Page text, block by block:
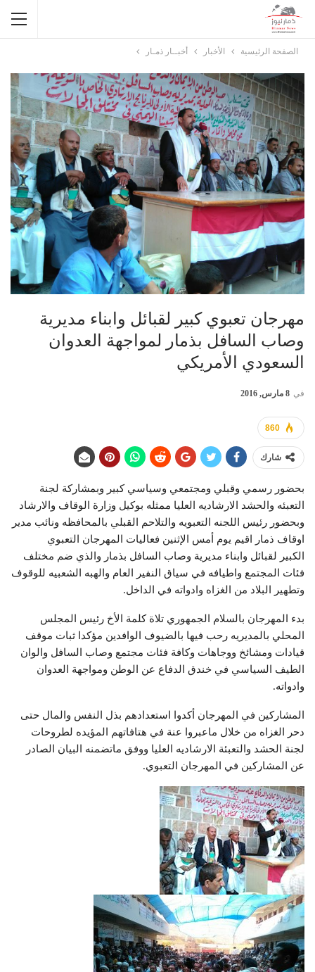
الصفحة الرئيسية الأخبار أخبــار ذمـار
مهرجان تعبوي كبير لقبائل وابناء مديرية
وصاب السافل بذمار لمواجهة العدوان
السعودي الأمريكي
في 8 مارس, 2016
860
شارك
بحضور رسمي وقبلي ومجتمعي وسياسي كبير وبمشاركة لجنة
التعبئه والحشد الارشاديه العليا ممثله بوكيل وزارة الوقاف والارشاد
وبحضور رئيس اللجنه التعبويه والتلاحم القبلي بالمحافظه ونائب مدير
اوقاف ذمار اقيم يوم أمس الإثنين فعاليات المهرجان التعبوي
الكبير لقبائل وابناء مديرية وصاب السافل بذمار والذي ضم مختلف
فئات المجتمع واطيافه في سياق النفير العام والهبه الشعبيه للوقوف
وتطهير البلاد من الغزاه وادواته في الداخل.
بدء المهرجان بالسلام الجمهوري تلاة كلمة الأخ رئيس المجلس
المحلي بالمديريه رحب فيها بالضيوف الوافدين مؤكدا ثبات موقف
قيادات ومشائخ ووجاهات وكافة فئات مجتمع وصاب السافل والوان
الطيف السياسي في خندق الدفاع عن الوطن ومواجهة العدوان
وادواته.
المشاركين في المهرجان أكدوا استعدادهم بذل النفس والمال حتى
دحر الغزاه من خلال ماعبروا عنة في هتافاتهم المؤيده لطروحات
لجنة الحشد والتعبئة الارشاديه العليا ووفق ماتضمنه البيان الصادر
عن المشاركين في المهرجان التعبوي.